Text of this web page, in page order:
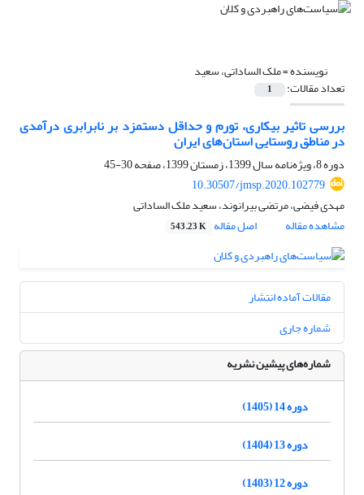
نویسنده =ملک الساداتی، سعید
تعداد مقالات: 1
بررسی تاثیر بیکاری، تورم و حداقل دستمزد بر نابرابری درآمدی
در مناطق روستایی استان‌های ایران
دوره 8، ویژه‌نامه سال 1399، زمستان 1399، صفحه
30-45
10.30507/jmsp.2020.102779
مهدی فیضی، مرتضی بیرانوند، سعید ملک الساداتی
مشاهده مقاله
اصل مقاله 543.23 K
مقالات آماده انتشار
شماره جاری
شماره‌های پیشین نشریه
دوره 14 (1405)
دوره 13 (1404)
دوره 12 (1403)